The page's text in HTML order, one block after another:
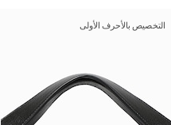
التخصيص بالأحرف الأولى